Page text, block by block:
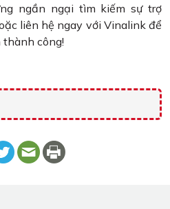
ngần ngại tìm kiếm sự trợ
liên hệ ngay với Vinalink để
thành công!